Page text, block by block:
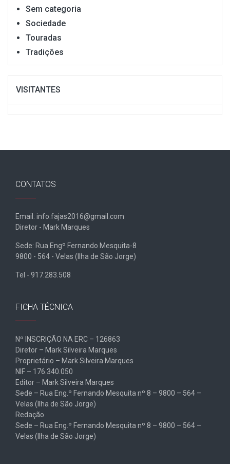
Sem categoria
Sociedade
Touradas
Tradições
VISITANTES
CONTATOS
Email: info.fajas2016@gmail.com
Diretor - Mark Marques
Sede: Rua Engº Fernando Mesquita-8
9800 - 564 - Velas (Ilha de São Jorge)
Tel - 917.283.508
FICHA TÉCNICA
Nº INSCRIÇÃO NA ERC – 126863
Diretor – Mark Silveira Marques
Proprietário – Mark Silveira Marques
NIF – 176.340.050
Editor – Mark Silveira Marques
Sede – Rua Eng.º Fernando Mesquita nº 8 – 9800 – 564 –
Velas (Ilha de São Jorge)
Redação
Sede – Rua Eng.º Fernando Mesquita nº 8 – 9800 – 564 –
Velas (Ilha de São Jorge)